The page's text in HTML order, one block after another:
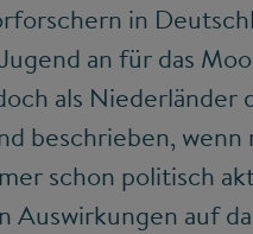
in
an für das
als Niederländer
beschrieben, wenn
schon politisch
Auswirkungen auf